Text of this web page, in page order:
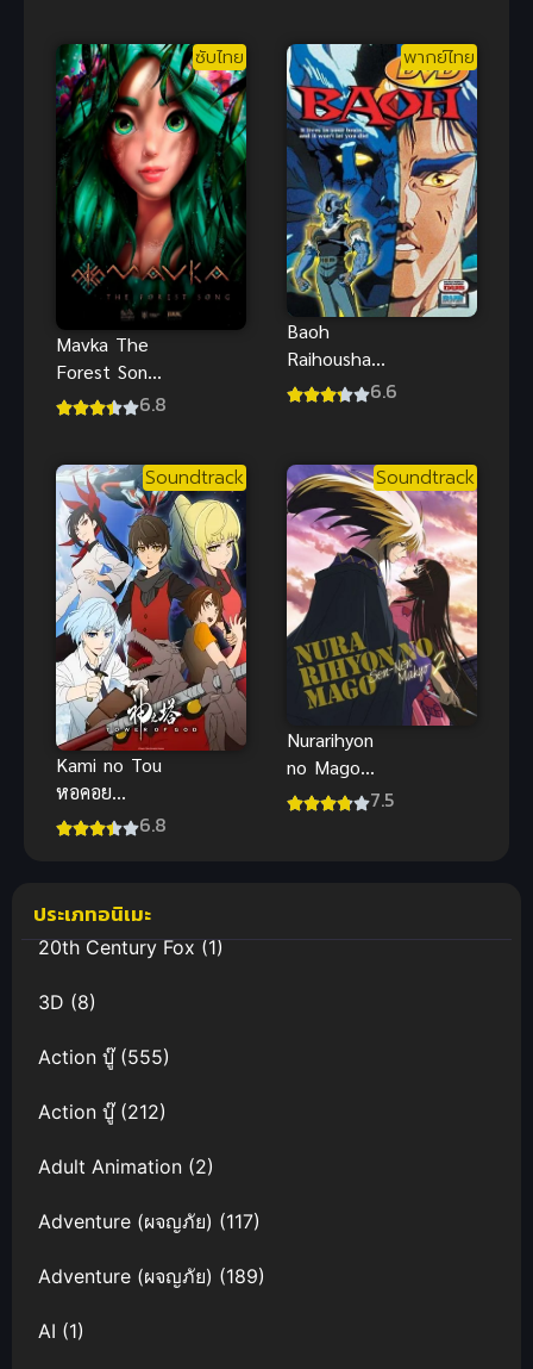
ซับไทย
Mavka The
Forest Song
มาฟก้า เพลง
แอนิเมชันสุด
ซึ้ง
6.8
พากย์ไทย
Baoh
Raihousha
อมนุษย์บาโอ
ไฟสุดเดือด
มันส์
6.6
Soundtrack
Kami no Tou
หอคอย
เทพเจ้า ภาค6.8
Soundtrack
Nurarihyon
no Mago
Sennen
7.5
ประเภทอนิเมะ
20th Century Fox(1)
3D (8)
Action บู๊(555)
Action บู๊(212)
Adult Animation (2)
Adventure (ผจญภัย) (117)
Adventure (ผจญภัย) (189)
AI (1)